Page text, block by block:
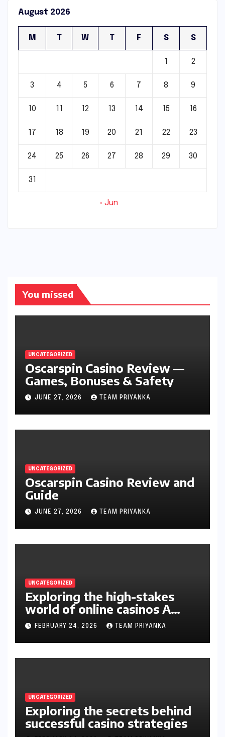
August 2026
M T W T F S S
1 2
3 4 5 6 7 8 9
10 11 12 13 14 15 16
17 18 19 20 21 22 23
24 25 26 27 28 29 30
31
« Jun
You missed
UNCATEGORIZED
Oscarspin Casino Review —
Games, Bonuses & Safety
JUNE 27, 2026 TEAM PRIYANKA
UNCATEGORIZED
Oscarspin Casino Review and
Guide
JUNE 27, 2026 TEAM PRIYANKA
UNCATEGORIZED
Exploring the high-stakes
world of online casinos A
gambler’s guide
FEBRUARY 24, 2026 TEAM PRIYANKA
UNCATEGORIZED
Exploring the secrets behind
successful casino strategies